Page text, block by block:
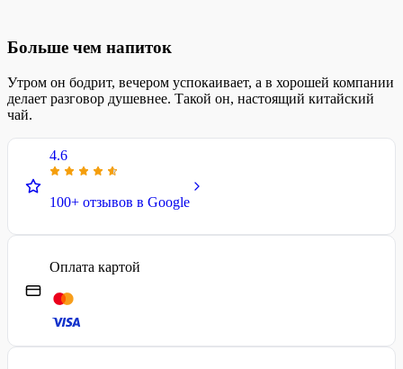
Больше чем напиток
Утром он бодрит, вечером успокаивает, а в хорошей компании
делает разговор душевнее. Такой он, настоящий китайский
чай.
4.6
100+ отзывов в Google
Оплата картой